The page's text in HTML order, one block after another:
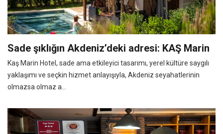
Sade şıklığın Akdeniz’deki adresi: KAŞ Marin
Kaş Marin Hotel, sade ama etkileyici tasarımı, yerel kültüre saygılı
yaklaşımı ve seçkin hizmet anlayışıyla, Akdeniz seyahatlerinin
olmazsa olmaz a...